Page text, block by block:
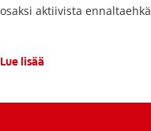
osaksi aktiivista
Lue lisää